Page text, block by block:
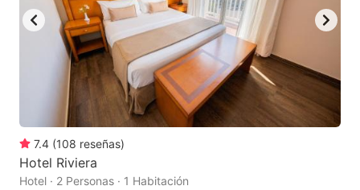
7.4 (108 reseñas)
Hotel Riviera
Hotel · 2 Personas · 1 Habitación